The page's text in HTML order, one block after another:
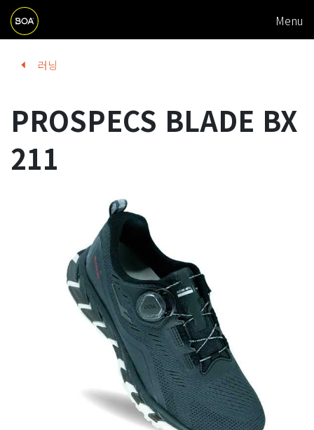
Skip to main content
A
N
A
T
O
N
Menu
Begin main content
러닝
PROSPECS BLADE BX
211